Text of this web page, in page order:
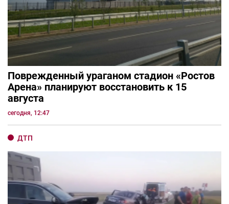
Поврежденный ураганом стадион «Ростов
Арена» планируют восстановить к 15
августа
сегодня, 12:47
ДТП